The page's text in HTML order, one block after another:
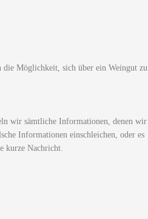
die Möglichkeit, sich über ein Weingut zu
wir sämtliche Informationen, denen wir
Informationen einschleichen, oder es
kurze Nachricht.